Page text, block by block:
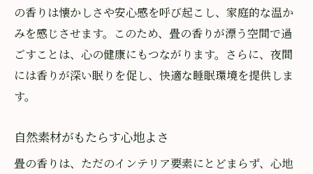
の香りは懐かしさや安心感を呼び起こし、家庭的な温か
みを感じさせます。このため、畳の香りが漂う空間で過
ごすことは、心の健康にもつながります。さらに、夜間
には香りが深い眠りを促し、快適な睡眠環境を提供しま
す。
自然素材がもたらす心地よさ
畳の香りは、ただのインテリア要素にとどまらず、心地